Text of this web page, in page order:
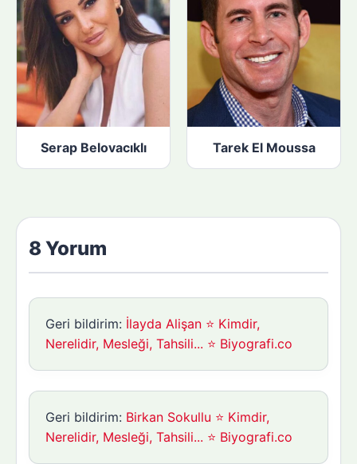
Serap Belovacıklı Tarek El Moussa
8 Yorum
Geri bildirim: İlayda Alişan ⭐ Kimdir,
Nerelidir, Mesleği, Tahsili... ⭐ Biyografi.co
Geri bildirim: Birkan Sokullu ⭐ Kimdir,
Nerelidir, Mesleği, Tahsili... ⭐ Biyografi.co